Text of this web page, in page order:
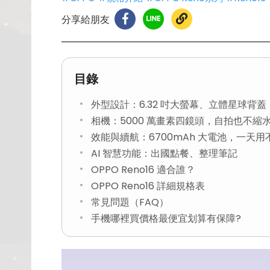
分享給朋友
目錄
外型設計：6.32 吋大螢幕、立體星球背蓋
相機：5000 萬畫素四鏡頭，自拍也不縮
效能與續航：6700mAh 大電池，一天用
AI 智慧功能：出國點餐、整理筆記
OPPO Reno16 適合誰？
OPPO Reno16 詳細規格表
常見問題（FAQ）
手機哪裡買價格最便宜划算有保障?